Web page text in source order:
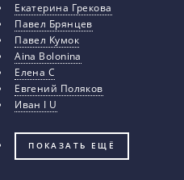
Екатерина Грекова
Павел Брянцев
Павел Кумок
Aina Bolonina
Елена С
Евгений Поляков
Иван I U
ПОКАЗАТЬ ЕЩЁ